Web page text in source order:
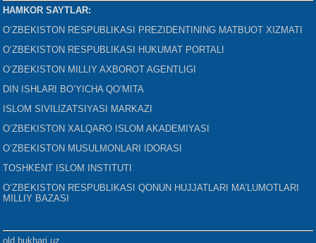
HAMKOR SAYTLAR:
O‘ZBEKISTON RESPUBLIKASI PREZIDENTINING MATBUOT XIZMATI
O‘ZBEKISTON RESPUBLIKASI HUKUMAT PORTALI
O‘ZBEKISTON MILLIY AXBOROT AGENTLIGI
DIN ISHLARI BO‘YICHA QO‘MITA
ISLOM SIVILIZATSIYASI MARKAZI
O‘ZBEKISTON XALQARO ISLOM AKADEMIYASI
O‘ZBEKISTON MUSULMONLARI IDORASI
TOSHKENT ISLOM INSTITUTI
O‘ZBEKISTON RESPUBLIKASI QONUN HUJJATLARI MA’LUMOTLARI
MILLIY BAZASI
old.bukhari.uz